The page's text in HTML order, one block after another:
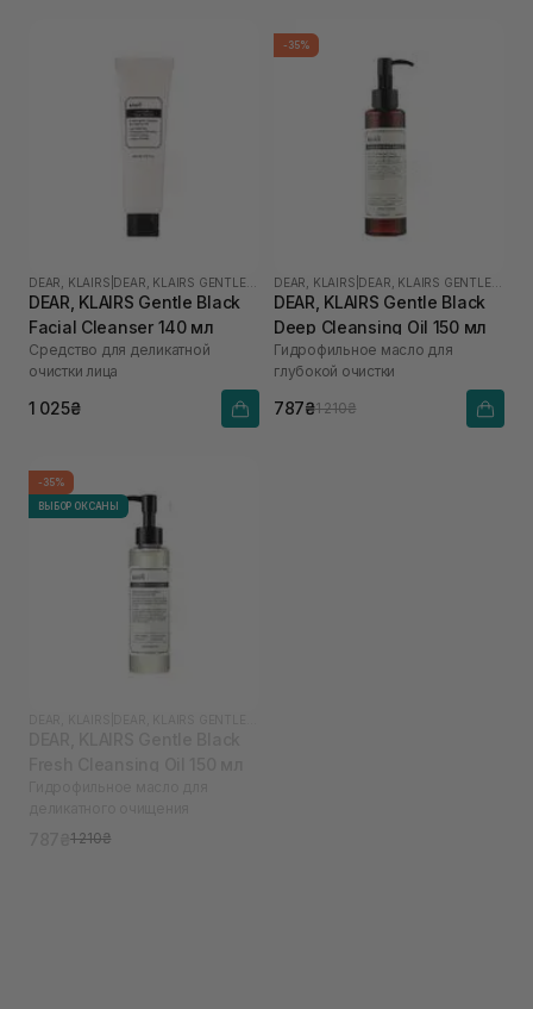
DEAR, KLAIRS
DEAR, KLAIRS Gentle Black
Facial Cleanser 140 мл
Средство для деликатной
очистки лица
1 025₴
-35%
DEAR, KLAIRS
DEAR, KLAIRS Gentle Black
Deep Cleansing Oil 150 мл
Гидрофильное масло для
глубокой очистки
787₴1 210₴
-35%
ВЫБОР ОКСАНЫ
1 210₴